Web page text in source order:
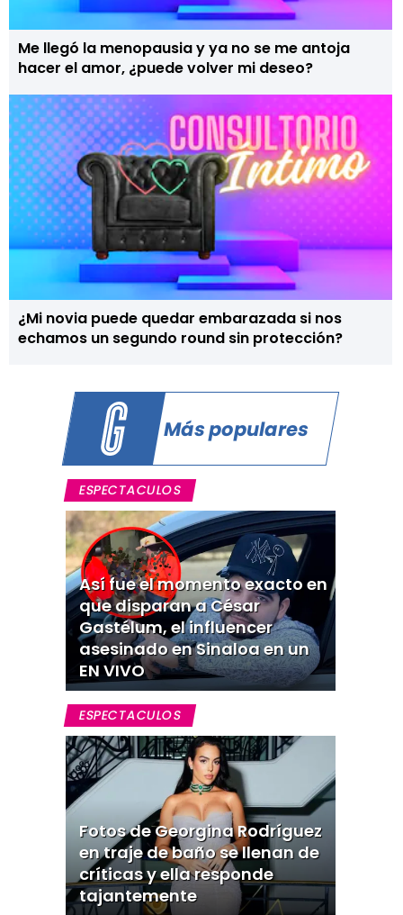
Me llegó la menopausia y ya no se me antoja
hacer el amor, ¿puede volver mi deseo?
¿Mi novia puede quedar embarazada si nos
echamos un segundo round sin protección?
Más populares
ESPECTACULOS
Así fue el momento exacto en
que disparan a César
Gastélum, el influencer
asesinado en Sinaloa en un
EN VIVO
ESPECTACULOS
Fotos de Georgina Rodríguez
en traje de baño se llenan de
críticas y ella responde
tajantemente